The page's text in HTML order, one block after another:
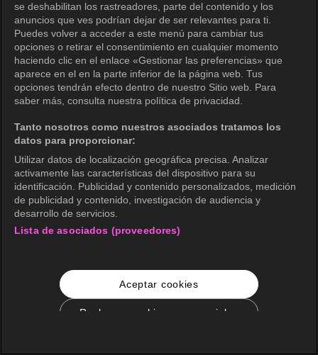
se deshabilitan los rastreadores, parte del contenido y los
anuncios que ves podrían dejar de ser relevantes para ti.
Puedes volver a acceder a este menú para cambiar tus
opciones o retirar el consentimiento en cualquier momento
haciendo clic en el enlace «Gestionar las preferencias» que
aparece en el en la parte inferior de la página web. Tus
opciones tendrán efecto dentro de nuestro Sitio web. Para
saber más, consulta nuestra política de privacidad.
Tanto nosotros como nuestros asociados tratamos los
datos para proporcionar:
Utilizar datos de localización geográfica precisa. Analizar
activamente las características del dispositivo para su
identificación. Publicidad y contenido personalizados, medición
de publicidad y contenido, investigación de audiencia y
desarrollo de servicios.
Lista de asociados (proveedores)
Aceptar cookies
Rechazar cookies no esenciales